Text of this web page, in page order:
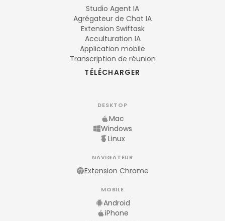
Studio Agent IA
Agrégateur de Chat IA
Extension Swiftask
Acculturation IA
Application mobile
Transcription de réunion
TÉLÉCHARGER
DESKTOP
Mac
Windows
Linux
NAVIGATEUR
Extension Chrome
MOBILE
Android
iPhone